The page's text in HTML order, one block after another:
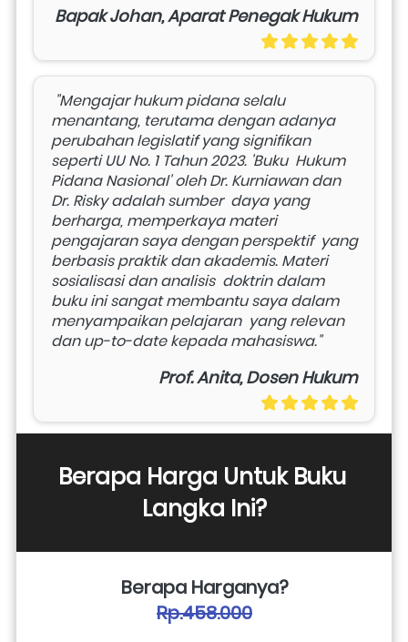
Bapak Johan, Aparat Penegak Hukum
menantang, terutama dengan adanya
perubahan legislatif yang signifikan
seperti UU No. 1 Tahun 2023. 'Buku  Hukum
Pidana Nasional' oleh Dr. Kurniawan dan
Dr. Risky adalah sumber  daya yang
berharga, memperkaya materi
pengajaran saya dengan perspektif  yang
berbasis praktik dan akademis. Materi
sosialisasi dan analisis  doktrin dalam
buku ini sangat membantu saya dalam
menyampaikan pelajaran  yang relevan
dan up-to-date kepada mahasiswa."
Prof. Anita, Dosen Hukum
Berapa Harga Untuk Buku
Langka Ini?
Berapa Harganya?
Rp.458.000